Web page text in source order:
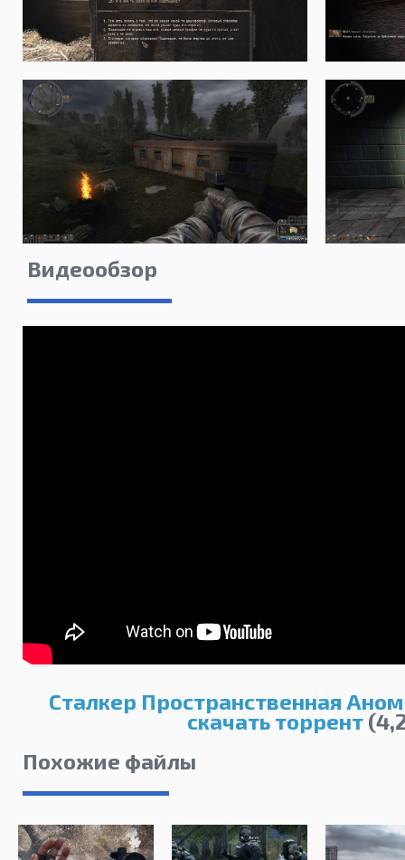
Видеообзор
Сталкер Пространственная
скачать торрент
Похожие файлы